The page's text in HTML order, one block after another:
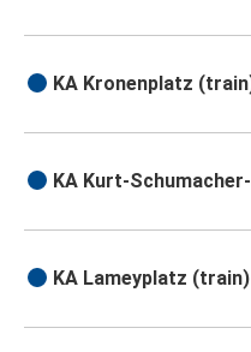
KA Kronenplatz
KA Kurt-
KA Lameyplatz (train)